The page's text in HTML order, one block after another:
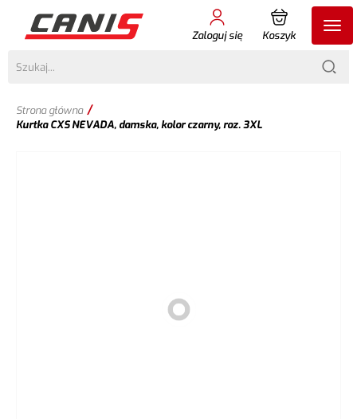
Zaloguj się Koszyk
Strona główna /
Kurtka CXS NEVADA, damska, kolor czarny, roz. 3XL